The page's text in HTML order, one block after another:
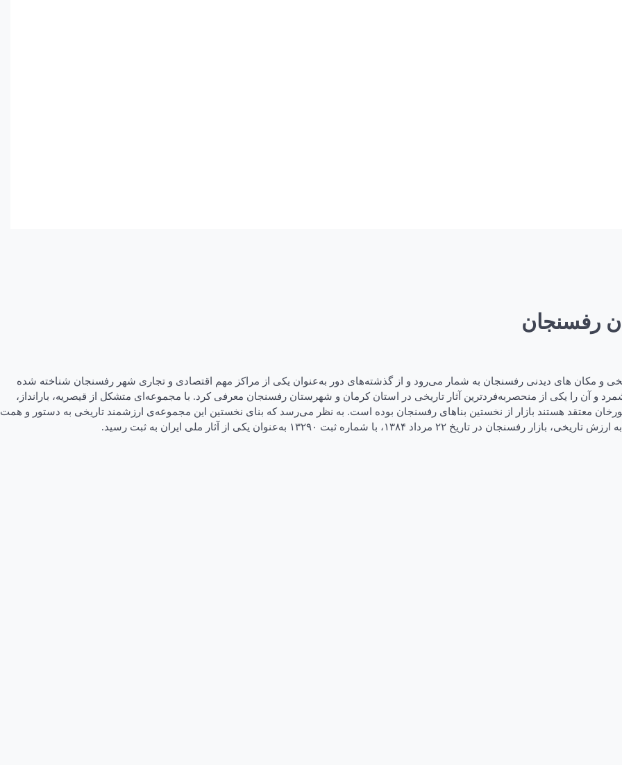
رفسنجان
و مکان های دیدنی رفسنجان به‌ شمار می‌رود و از گذشته‌های دور به‌عنوان یکی از مراکز مهم اقتصادی و تجاری شهر رفسنجان شناخته شده
و آن را یکی از منحصر‌به‌فردترین آثار تاریخی در استان کرمان و شهرستان رفسنجان معرفی کرد. با مجموعه‌ای متشکل از قیصریه، بارانداز،
معتقد هستند بازار از نخستین بناهای رفسنجان بوده است. به نظر می‌رسد که بنای نخستین این مجموعه‌ی ارزشمند تاریخی به دستور و همت